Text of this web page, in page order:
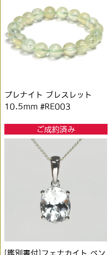
プレナイト ブレスレット
10.5mm #RE003
ご成約済み
[鑑別書付]フェナカイト ペン